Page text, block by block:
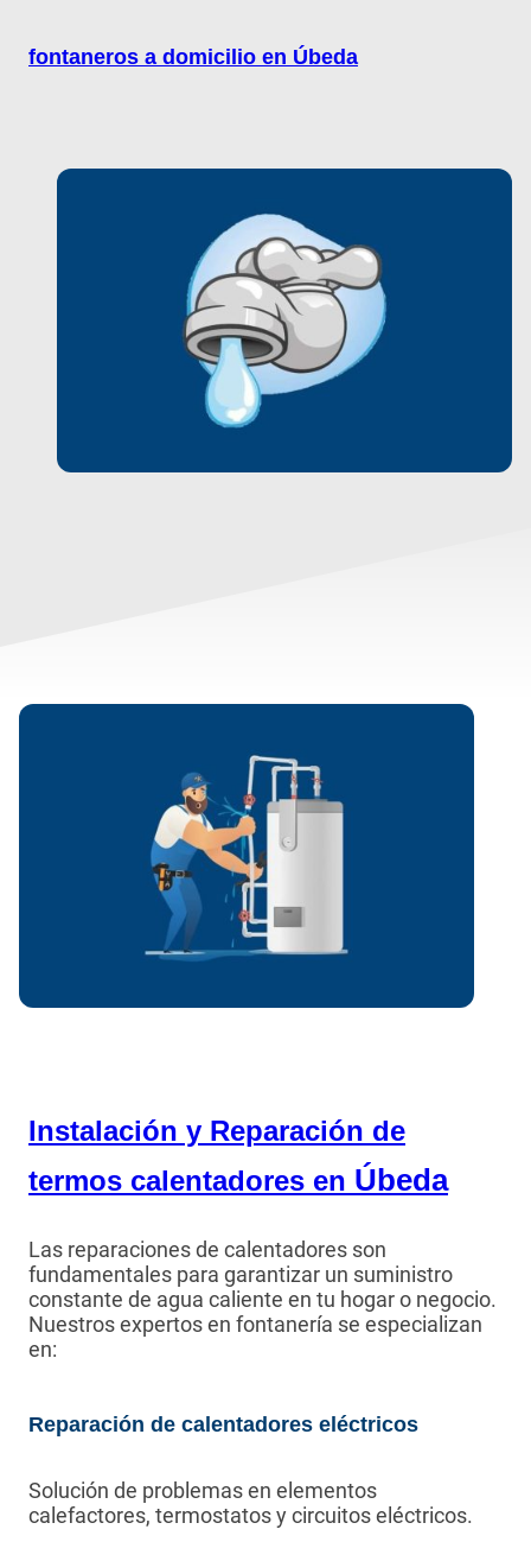
fontaneros a domicilio en Úbeda
Instalación y Reparación de
termos calentadores en Úbeda
Las reparaciones de calentadores son
fundamentales para garantizar un suministro
constante de agua caliente en tu hogar o negocio.
Nuestros expertos en fontanería se especializan
en:
Reparación de calentadores eléctricos
Solución de problemas en elementos
calefactores, termostatos y circuitos eléctricos.